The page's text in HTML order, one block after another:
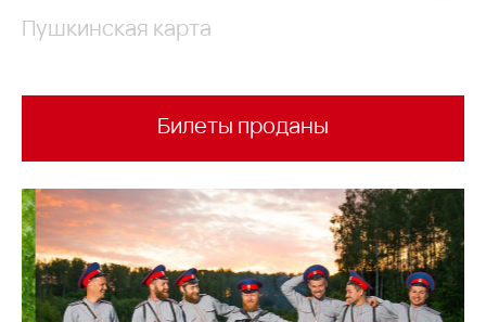
Пушкинская карта
Билеты проданы